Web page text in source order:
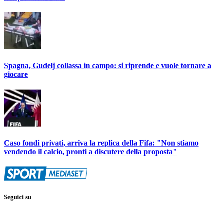
Spagna, Gudelj collassa in campo: si riprende e vuole tornare a
giocare
Caso fondi privati, arriva la replica della Fifa: "Non stiamo
vendendo il calcio, pronti a discutere della proposta"
Seguici su